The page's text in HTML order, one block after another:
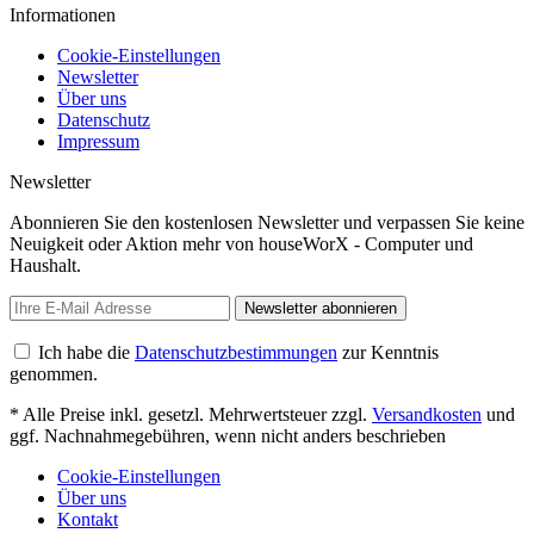
Informationen
Cookie-Einstellungen
Newsletter
Über uns
Datenschutz
Impressum
Newsletter
Abonnieren Sie den kostenlosen Newsletter und verpassen Sie keine
Neuigkeit oder Aktion mehr von houseWorX - Computer und
Haushalt.
Newsletter abonnieren
Ich habe die Datenschutzbestimmungen zur Kenntnis
genommen.
* Alle Preise inkl. gesetzl. Mehrwertsteuer zzgl. Versandkosten und
ggf. Nachnahmegebühren, wenn nicht anders beschrieben
Cookie-Einstellungen
Über uns
Kontakt